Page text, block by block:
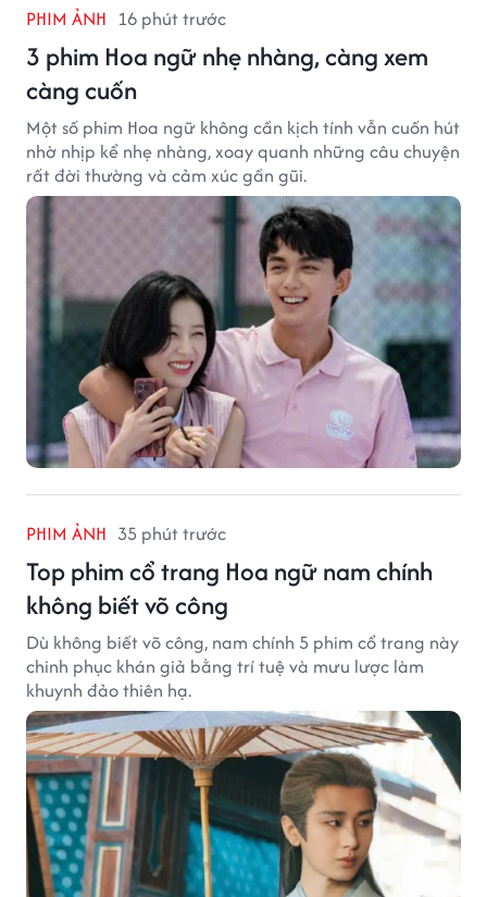
PHIM ẢNH 16 phút trước
3 phim Hoa ngữ nhẹ nhàng, càng xem
càng cuốn
Một số phim Hoa ngữ không cần kịch tính vẫn cuốn hút
nhờ nhịp kể nhẹ nhàng, xoay quanh những câu chuyện
rất đời thường và cảm xúc gần gũi.
PHIM ẢNH 35 phút trước
Top phim cổ trang Hoa ngữ nam chính
không biết võ công
Dù không biết võ công, nam chính 5 phim cổ trang này
chinh phục khán giả bằng trí tuệ và mưu lược làm
khuynh đảo thiên hạ.